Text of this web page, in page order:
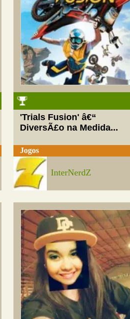
'Trials Fusion' â€“
DiversÃ£o na Medida...
Jogos
InterNerdZ